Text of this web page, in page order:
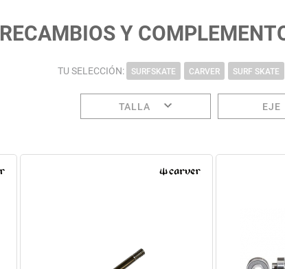
RECAMBIOS Y
TU SELECCIÓN: SURFSKATE CARVER SURF SKATE
TALLA EJE